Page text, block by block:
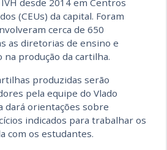
desde 2014 em Centros
(CEUs) da capital. Foram
cerca de 650
as diretorias de ensino e
produção da cartilha.
produzidas serão
pela equipe do Vlado
dará orientações sobre
indicados para trabalhar os
com os estudantes.